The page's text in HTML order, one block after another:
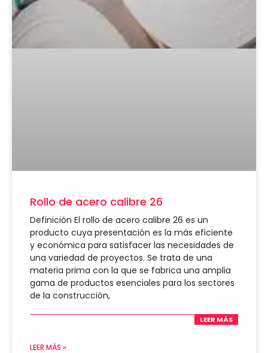
Rollo de acero calibre 26
Definición El rollo de acero calibre 26 es un
producto cuya presentación es la más eficiente
y económica para satisfacer las necesidades de
una variedad de proyectos. Se trata de una
materia prima con la que se fabrica una amplia
gama de productos esenciales para los sectores
de la construcción,
LEER MÁS
LEER MÁS »